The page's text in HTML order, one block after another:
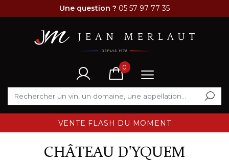
Une question ? 05 57 97 77 35
0
CHÂTEAU D'YQUEM